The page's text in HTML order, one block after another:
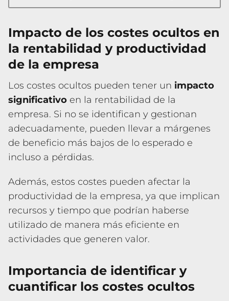
Impacto de los costes ocultos en
la rentabilidad y productividad
de la empresa
Los costes ocultos pueden tener un impacto
significativo en la rentabilidad de la
empresa. Si no se identifican y gestionan
adecuadamente, pueden llevar a márgenes
de beneficio más bajos de lo esperado e
incluso a pérdidas.
Además, estos costes pueden afectar la
productividad de la empresa, ya que implican
recursos y tiempo que podrían haberse
utilizado de manera más eficiente en
actividades que generen valor.
Importancia de identificar y
cuantificar los costes ocultos